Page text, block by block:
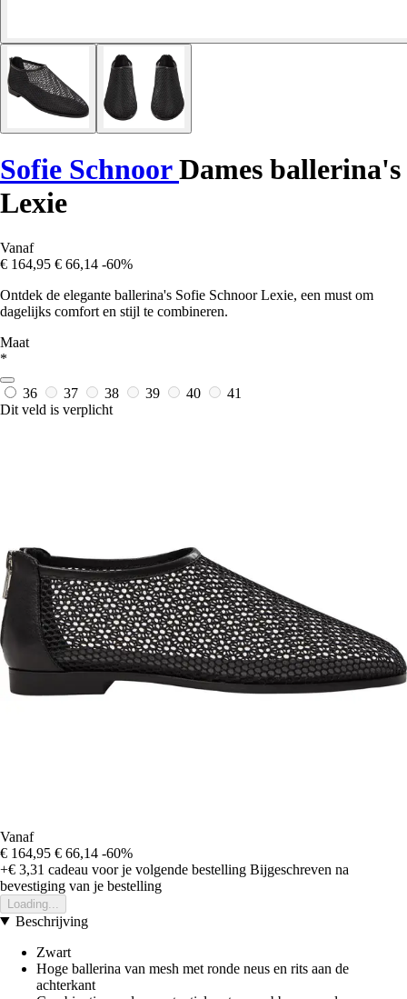
Sofie SchnoorDames ballerina's
Lexie
Vanaf
€ 164,95 € 66,14 -60%
Ontdek de elegante ballerina's Sofie Schnoor Lexie, een must om
dagelijks comfort en stijl te combineren.
Maat
*
36 37 38 39 40
41
Dit veld is verplicht
Vanaf
€ 164,95 € 66,14 -60%
+€ 3,31 cadeau voor je volgende bestelling Bijgeschreven na
bevestiging van je bestelling
Loading...
Beschrijving
Zwart
Hoge ballerina van mesh met ronde neus en rits aan de
achterkant